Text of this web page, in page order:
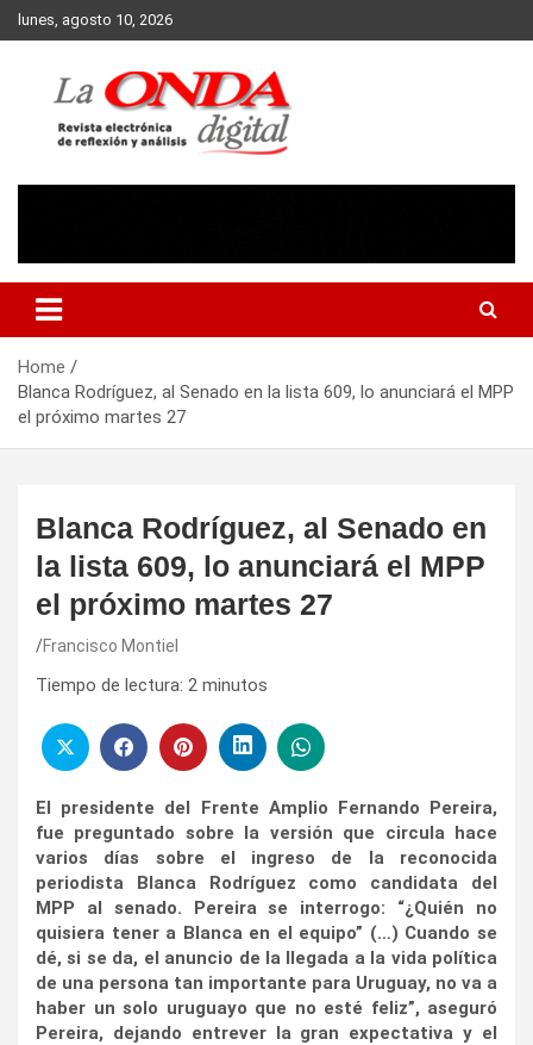
Skip
to
lunes, agosto 10, 2026
Home
Blanca Rodríguez, al Senado en la lista 609, lo anunciará el MPP
el próximo martes 27
Blanca Rodríguez, al Senado en
la lista 609, lo anunciará el MPP
el próximo martes 27
Francisco Montiel
Tiempo de lectura: 2 minutos
El presidente del Frente Amplio Fernando Pereira,
fue preguntado sobre la versión que circula hace
varios días sobre el ingreso de la reconocida
periodista Blanca Rodríguez como candidata del
MPP al senado. Pereira se interrogo: “¿Quién no
quisiera tener a Blanca en el equipo” (…) Cuando se
dé, si se da, el anuncio de la llegada a la vida política
de una persona tan importante para Uruguay, no va a
haber un solo uruguayo que no esté feliz”, aseguró
Pereira, dejando entrever la gran expectativa y el